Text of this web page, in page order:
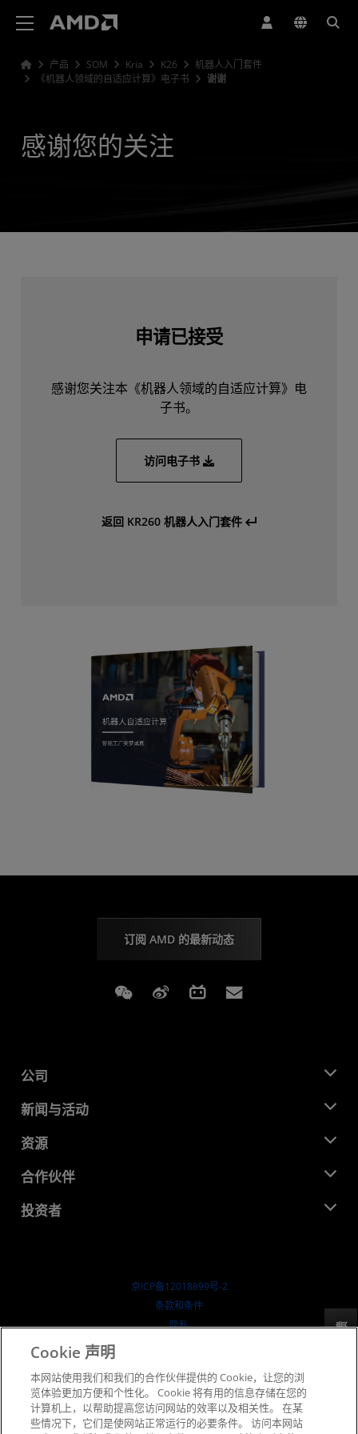
产品 SOM Kria K26
机器人入门套件
《机器人领域的自适应计算》电子书
谢谢
感谢您的关注
申请已接受
感谢您关注本《机器人领域的自适应计算》电
子书。
访问电子书
返回 KR260 机器人入门套件
订阅 AMD 的最新动态
Weixin Weibo Bilibili
公司
关于 AMD
企业责任
就业机会
联系我们
新闻与活动
新闻中心
媒体库
资源
开发中心
成功案例
合作伙伴
AMD 合作伙伴中心
投资者
京ICP备12018899号-2
​条款和条件
隐私
公开公平竞争
英国税收策略
Cookie 政策
反馈
Cookie 声明
本网站使用我们和我们的合作伙伴提供的 Cookie，让您的浏
览体验更加方便和个性化。 Cookie 将有用的信息存储在您的
计算机上，以帮助提高您访问网站的效率以及相关性。 在某
些情况下，它们是使网站正常运行的必要条件。 访问本网站